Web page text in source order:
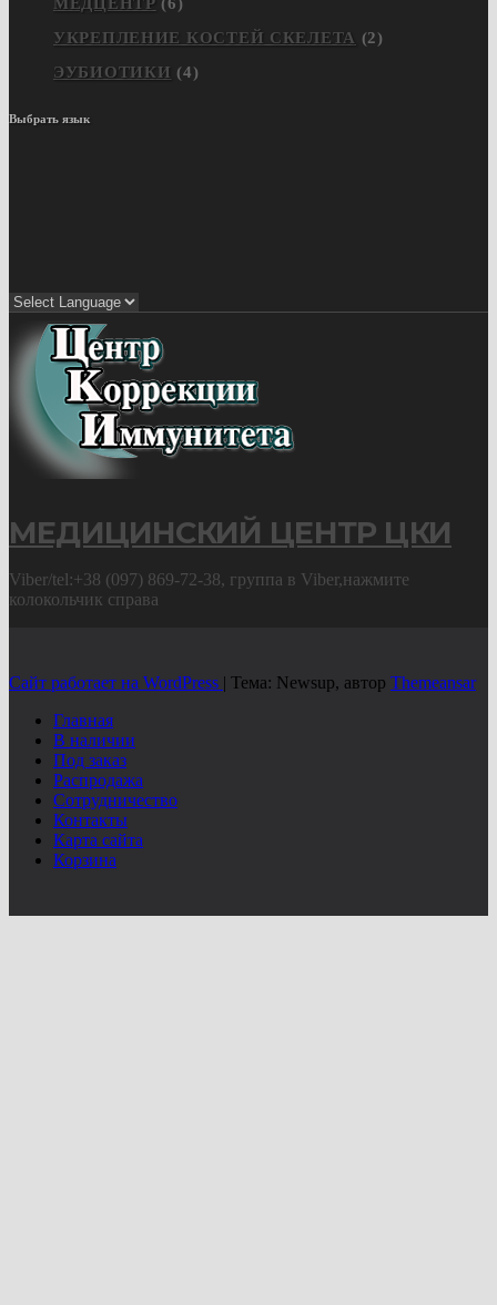
МЕДЦЕНТР (6)
УКРЕПЛЕНИЕ КОСТЕЙ СКЕЛЕТА (2)
ЭУБИОТИКИ (4)
Выбрать язык
МЕДИЦИНСКИЙ ЦЕНТР ЦКИ
Viber/tel:+38 (097) 869-72-38, группа в Viber,нажмите
колокольчик справа
Сайт работает на WordPress | Тема: Newsup, автор Themeansar
Главная
В наличии
Под заказ
Распродажа
Сотрудничество
Контакты
Карта сайта
Корзина